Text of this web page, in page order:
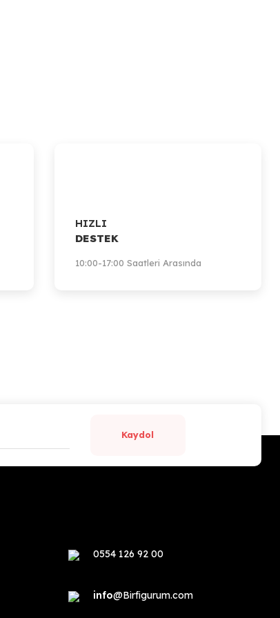
HIZLI
DESTEK
10:00-17:00 Saatleri Arasında
Kaydol
0554 126 92 00
info@Birfigurum.com